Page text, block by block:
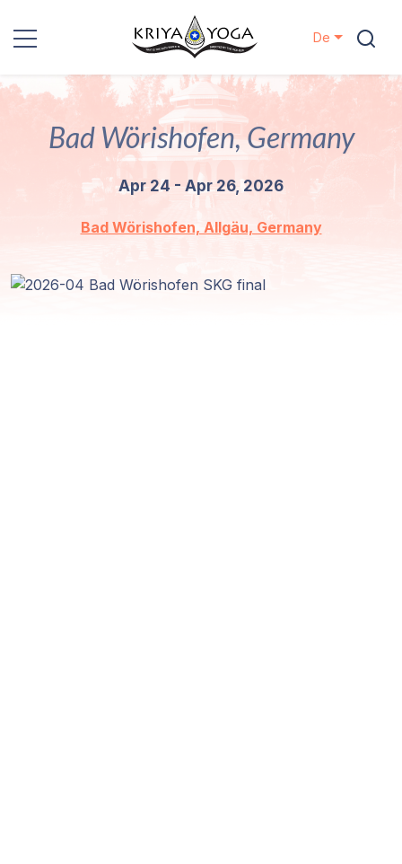
Kriya Yoga
Nächstenliebe
Veranstaltungen
Standorte
De
Bad Wörishofen, Germany
Apr 24 - Apr 26, 2026
Bad Wörishofen, Allgäu, Germany